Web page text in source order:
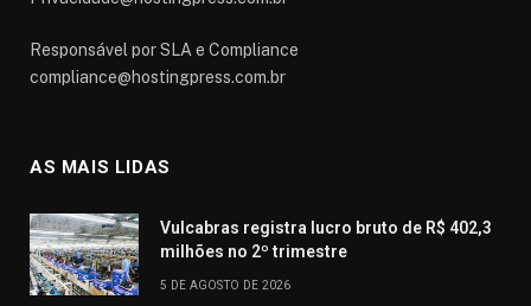
Responsável por SLA e Compliance
compliance@hostingpress.com.br
AS MAIS LIDAS
Vulcabras registra lucro bruto de R$ 402,3
milhões no 2º trimestre
5 DE AGOSTO DE 2026